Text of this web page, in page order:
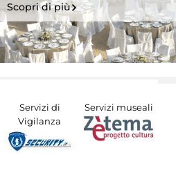
Scopri di più
Servizi di
Vigilanza
Servizi museali